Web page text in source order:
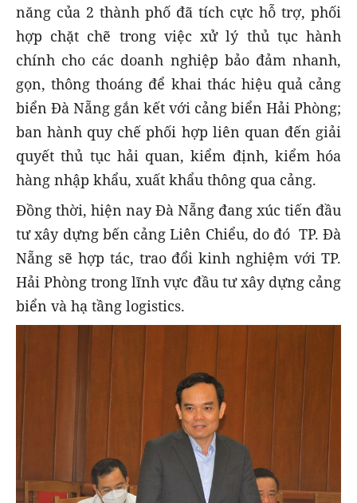
năng của 2 thành phố đã tích cực hỗ trợ, phối
hợp chặt chẽ trong việc xử lý thủ tục hành
chính cho các doanh nghiệp bảo đảm nhanh,
gọn, thông thoáng để khai thác hiệu quả cảng
biển Đà Nẵng gắn kết với cảng biển Hải Phòng;
ban hành quy chế phối hợp liên quan đến giải
quyết thủ tục hải quan, kiểm định, kiểm hóa
hàng nhập khẩu, xuất khẩu thông qua cảng.
Đồng thời, hiện nay Đà Nẵng đang xúc tiến đầu
tư xây dựng bến cảng Liên Chiểu, do đó TP. Đà
Nẵng sẽ hợp tác, trao đổi kinh nghiệm với TP.
Hải Phòng trong lĩnh vực đầu tư xây dựng cảng
biển và hạ tầng logistics.